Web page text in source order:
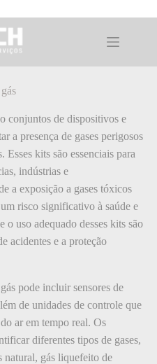
de gás
conjuntos de dispositivos e
a presença de gases perigosos
Esses kits são essenciais para
indústrias e
a exposição a gases tóxicos
risco significativo à saúde e
o uso adequado desses kits são
acidentes e a proteção
pode incluir sensores de
de unidades de controle que
ar em tempo real. Os
diferentes tipos de gases,
natural, gás liquefeito de